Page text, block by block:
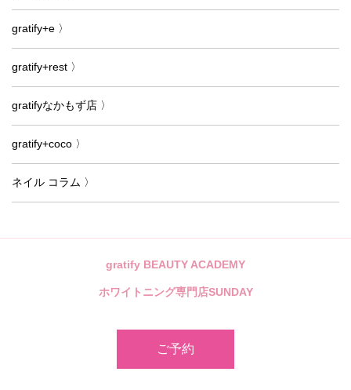
gratify+e 〉
gratify+rest 〉
gratifyなかもず店 〉
gratify+coco 〉
ネイル コラム 〉
gratify BEAUTY ACADEMY
ホワイトニング専門店SUNDAY
ご予約